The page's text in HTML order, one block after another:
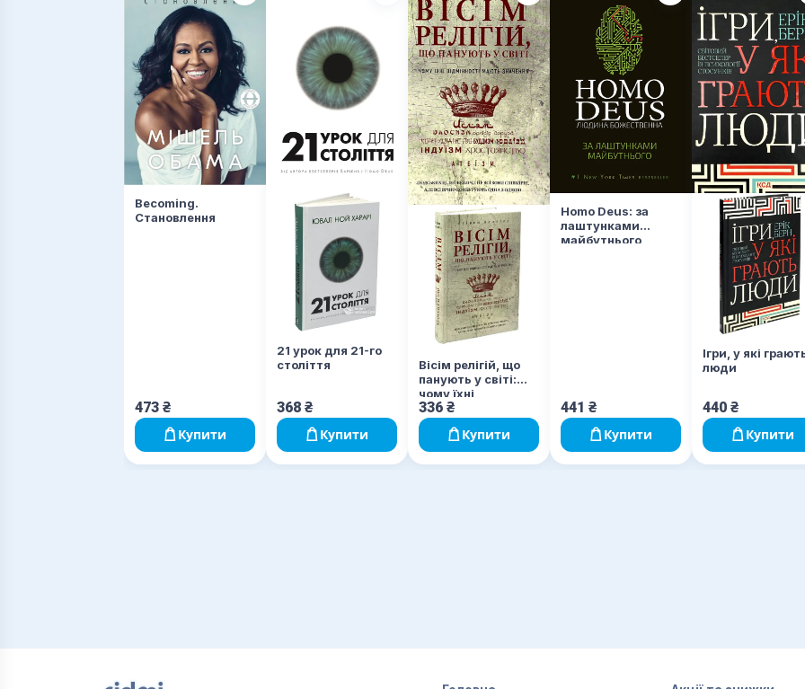
ДЛЯ КОГО ВИДАННЯ
Для усіх, хто хоче знати, як відбудувати
світового лідера.
ЧОМУ ЦЯ КНИЖКА
Розкриває справжні закулісні механізми
підручниках з економіки.
ПРО АВТОРА
Чалмерс Джонсон (1931–2010) — почесний
Дієго. Воював у Корейській війні, працював
співзасновником Інституту дослідження
Becoming.
Становлення
473 ₴
Купити
21 урок для 21-го
століття
368 ₴
Купити
Вісім релігій, що
панують у світі:
чому їхні
відмінності мають
значення
336 ₴
Купити
Homo Deus: за
лаштунками
майбутнього
441 ₴
Купити
Ігри, у які
люди
440 ₴
Купити